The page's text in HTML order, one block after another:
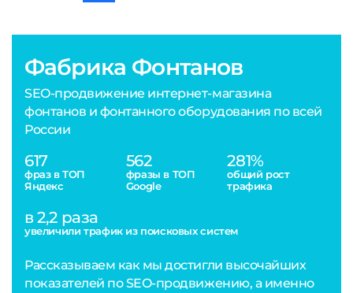
Фабрика Фонтанов
SEO-продвижение интернет-магазина
фонтанов и фонтанного оборудования по всей
России
617
фраз в ТОП
Яндекс
562
фразы в ТОП
Google
281%
общий рост
трафика
в 2,2 раза
увеличили трафик из поисковых систем
Рассказываем как мы достигли высочайших
показателей по SEO-продвижению, а именно